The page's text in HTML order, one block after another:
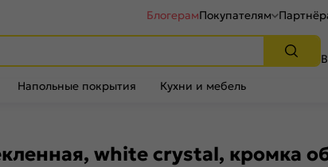
БлогерамПокупателям
Напольные покрытия Кухни и мебель
white сrystal, кромка